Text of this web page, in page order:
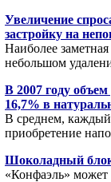
Увеличение
застройку на
Наиболее
небольшом
В 2007 году
16,7% в
В среднем, каждый
приобретение
Шоколадный
«Конфаэль» может